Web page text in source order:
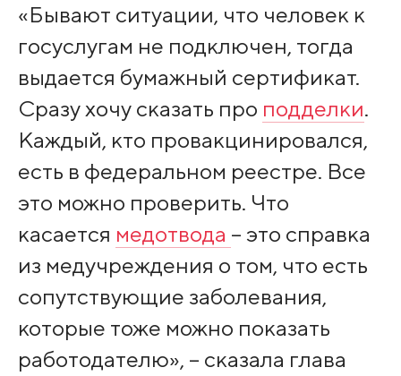
«Бывают ситуации, что человек к
госуслугам не подключен, тогда
выдается бумажный сертификат.
Сразу хочу сказать про подделки.
Каждый, кто провакцинировался,
есть в федеральном реестре. Все
это можно проверить. Что
касается медотвода – это справка
из медучреждения о том, что есть
сопутствующие заболевания,
которые тоже можно показать
работодателю», – сказала глава